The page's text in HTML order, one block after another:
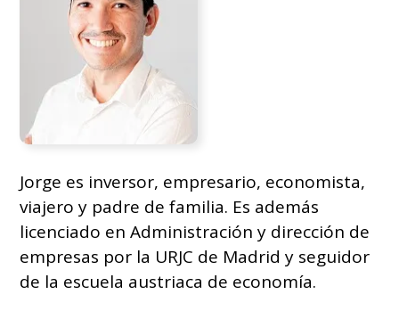
Jorge es inversor, empresario, economista,
viajero y padre de familia. Es además
licenciado en Administración y dirección de
empresas por la URJC de Madrid y seguidor
de la escuela austriaca de economía.